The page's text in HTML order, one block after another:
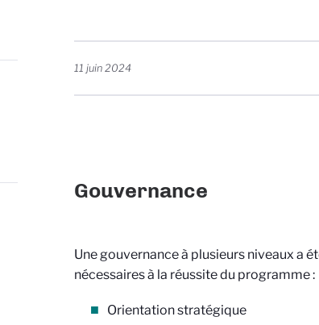
11 juin 2024
Gouvernance
Une gouvernance à plusieurs niveaux a
nécessaires à la réussite du programme :
Orientation stratégique